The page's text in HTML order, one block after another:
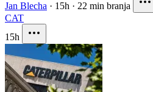
Jan Blecha · 15h · 22 min branja
CAT
15h